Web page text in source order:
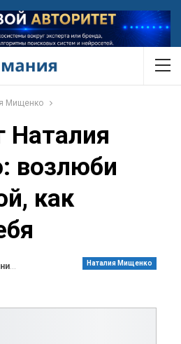
Мищенко
Наталия
возлюби
как
Наталия Мищенко